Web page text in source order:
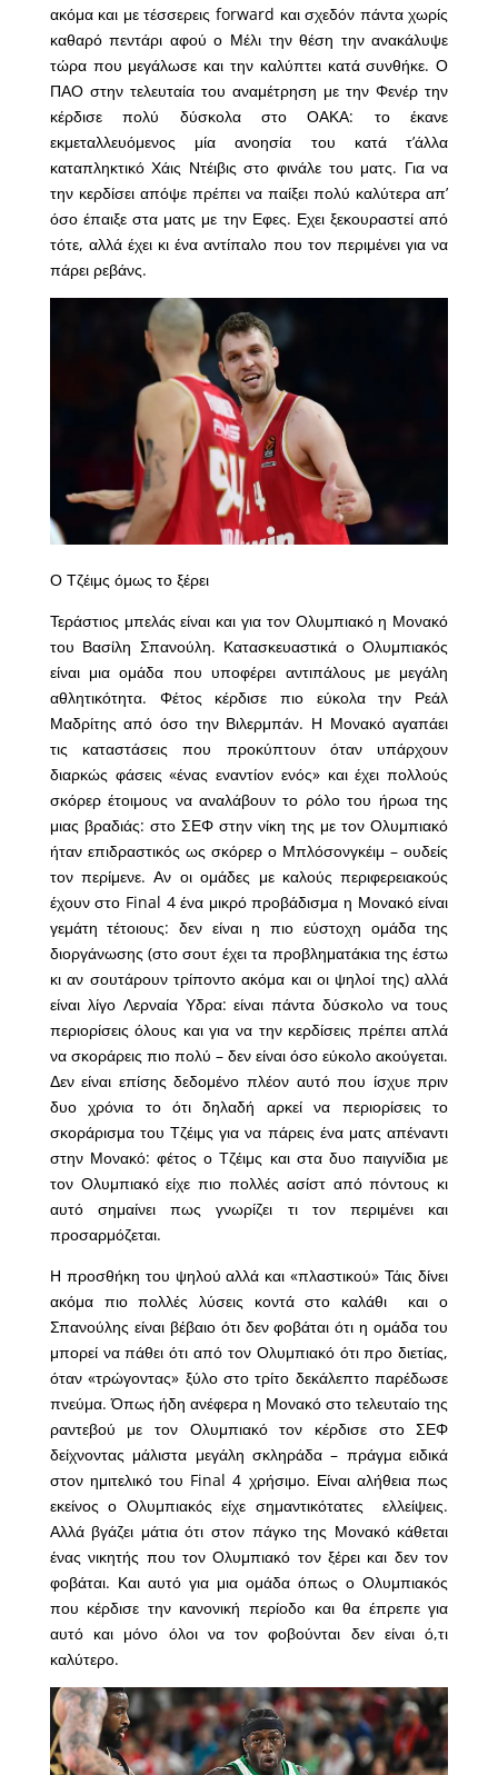
ακόμα και με τέσσερεις forward και σχεδόν πάντα χωρίς
καθαρό πεντάρι αφού ο Μέλι την θέση την ανακάλυψε
τώρα που μεγάλωσε και την καλύπτει κατά συνθήκε. Ο
ΠΑΟ στην τελευταία του αναμέτρηση με την Φενέρ την
κέρδισε πολύ δύσκολα στο ΟΑΚΑ: το έκανε
εκμεταλλευόμενος μία ανοησία του κατά τ’άλλα
καταπληκτικό Χάις Ντέιβις στο φινάλε του ματς. Για να
την κερδίσει απόψε πρέπει να παίξει πολύ καλύτερα απ’
όσο έπαιξε στα ματς με την Εφες. Εχει ξεκουραστεί από
τότε, αλλά έχει κι ένα αντίπαλο που τον περιμένει για να
πάρει ρεβάνς.
Ο Τζέιμς όμως το ξέρει
Τεράστιος μπελάς είναι και για τον Ολυμπιακό η Μονακό
του Βασίλη Σπανούλη. Κατασκευαστικά ο Ολυμπιακός
είναι μια ομάδα που υποφέρει αντιπάλους με μεγάλη
αθλητικότητα. Φέτος κέρδισε πιο εύκολα την Ρεάλ
Μαδρίτης από όσο την Βιλερμπάν. Η Μονακό αγαπάει
τις καταστάσεις που προκύπτουν όταν υπάρχουν
διαρκώς φάσεις «ένας εναντίον ενός» και έχει πολλούς
σκόρερ έτοιμους να αναλάβουν το ρόλο του ήρωα της
μιας βραδιάς: στο ΣΕΦ στην νίκη της με τον Ολυμπιακό
ήταν επιδραστικός ως σκόρερ ο Μπλόσονγκέιμ – ουδείς
τον περίμενε. Αν οι ομάδες με καλούς περιφερειακούς
έχουν στο Final 4 ένα μικρό προβάδισμα η Μονακό είναι
γεμάτη τέτοιους: δεν είναι η πιο εύστοχη ομάδα της
διοργάνωσης (στο σουτ έχει τα προβληματάκια της έστω
κι αν σουτάρουν τρίποντο ακόμα και οι ψηλοί της) αλλά
είναι λίγο Λερναία Υδρα: είναι πάντα δύσκολο να τους
περιορίσεις όλους και για να την κερδίσεις πρέπει απλά
να σκοράρεις πιο πολύ – δεν είναι όσο εύκολο ακούγεται.
Δεν είναι επίσης δεδομένο πλέον αυτό που ίσχυε πριν
δυο χρόνια το ότι δηλαδή αρκεί να περιορίσεις το
σκοράρισμα του Τζέιμς για να πάρεις ένα ματς απέναντι
στην Μονακό: φέτος ο Τζέιμς και στα δυο παιγνίδια με
τον Ολυμπιακό είχε πιο πολλές ασίστ από πόντους κι
αυτό σημαίνει πως γνωρίζει τι τον περιμένει και
προσαρμόζεται.
Η προσθήκη του ψηλού αλλά και «πλαστικού» Τάις δίνει
ακόμα πιο πολλές λύσεις κοντά στο καλάθι και ο
Σπανούλης είναι βέβαιο ότι δεν φοβάται ότι η ομάδα του
μπορεί να πάθει ότι από τον Ολυμπιακό ότι προ διετίας,
όταν «τρώγοντας» ξύλο στο τρίτο δεκάλεπτο παρέδωσε
πνεύμα. Όπως ήδη ανέφερα η Μονακό στο τελευταίο της
ραντεβού με τον Ολυμπιακό τον κέρδισε στο ΣΕΦ
δείχνοντας μάλιστα μεγάλη σκληράδα – πράγμα ειδικά
στον ημιτελικό του Final 4 χρήσιμο. Είναι αλήθεια πως
εκείνος ο Ολυμπιακός είχε σημαντικότατες ελλείψεις.
Αλλά βγάζει μάτια ότι στον πάγκο της Μονακό κάθεται
ένας νικητής που τον Ολυμπιακό τον ξέρει και δεν τον
φοβάται. Και αυτό για μια ομάδα όπως ο Ολυμπιακός
που κέρδισε την κανονική περίοδο και θα έπρεπε για
αυτό και μόνο όλοι να τον φοβούνται δεν είναι ό,τι
καλύτερο.